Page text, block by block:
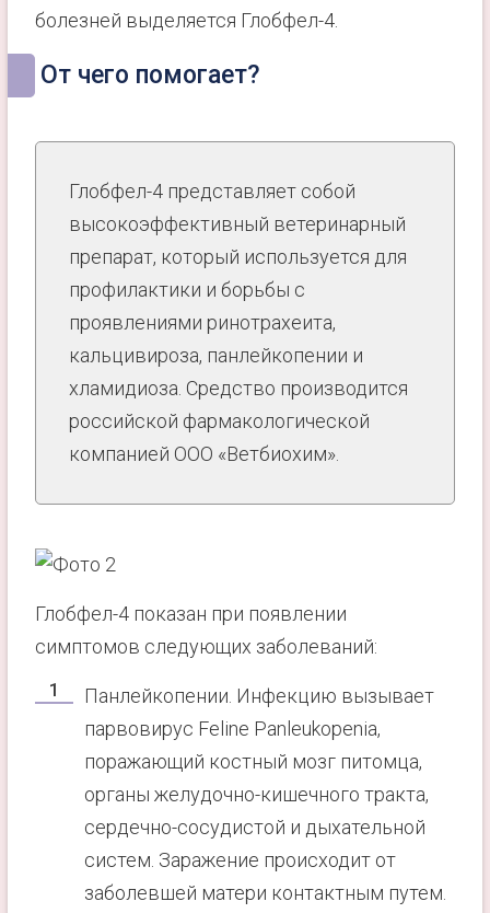
болезней выделяется Глобфел-4.
От чего помогает?
Глобфел-4 представляет собой
высокоэффективный ветеринарный
препарат, который используется для
профилактики и борьбы с
проявлениями ринотрахеита,
кальцивироза, панлейкопении и
хламидиоза. Средство производится
российской фармакологической
компанией ООО «Ветбиохим».
Глобфел-4 показан при появлении
симптомов следующих заболеваний:
Панлейкопении. Инфекцию вызывает
парвовирус Feline Panleukopenia,
поражающий костный мозг питомца,
органы желудочно-кишечного тракта,
сердечно-сосудистой и дыхательной
систем. Заражение происходит от
заболевшей матери контактным путем.